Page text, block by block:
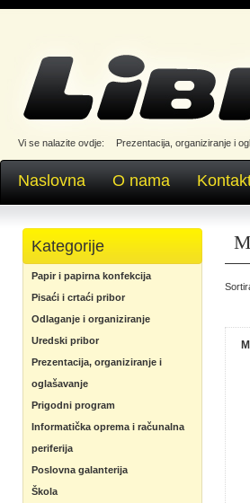
Vi se nalazite ovdje: Prezentacija, organiziranje i
Naslovna O nama
Kategorije
Papir i papirna konfekcija
Pisaći i crtaći pribor
Odlaganje i organiziranje
Uredski pribor
Prezentacija, organiziranje i
oglašavanje
Prigodni program
Informatička oprema i računalna
periferija
Poslovna galanterija
Škola